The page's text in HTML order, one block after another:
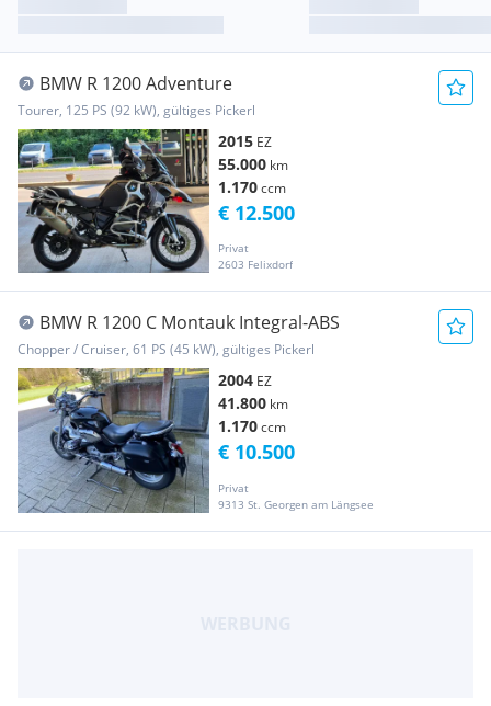
BMW R 1200 Adventure
Tourer, 125 PS (92 kW), gültiges Pickerl
2015 EZ
55.000 km
1.170ccm
Privat
2603 Felixdorf
€ 12.500
BMW R 1200 C Montauk Integral-ABS
Chopper / Cruiser, 61 PS (45 kW), gültiges Pickerl
2004 EZ
41.800 km
1.170ccm
Privat
9313 St. Georgen am Längsee
€ 10.500